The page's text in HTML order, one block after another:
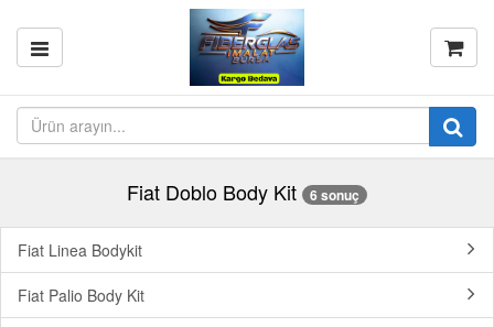
Fiat Doblo Body Kit 6 sonuç
Fiat Linea Bodykit
Fiat Palio Body Kit